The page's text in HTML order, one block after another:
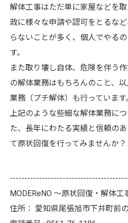
解体工事はただ単に家屋などを
政に様々な申請や認可をとるな
らないことが多く、個人でやる
す。
また取り壊し自体、危険を伴う
の解体業務はもちろんのこと、
業務（プチ解体）も行っています
上記のような些細な解体業務に
た、長年にわたる実績と信頼の
て原状回復を行ってみませんか？
MODEReNO ～原状回復・解体工
住所： 愛知県尾張旭市下井町前